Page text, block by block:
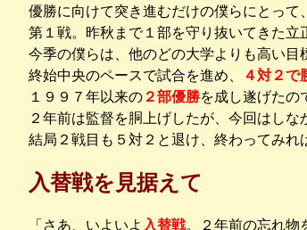
優勝に向けて突き進むだけの僕らにとって
第１戦。昨秋まで１部を守り抜いてきた立
今季の僕らは、他のどの大学よりも高い目
終始中央のペースで試合を進め、
４対２で
１９９７年以来の ２部優勝を成し遂げたの
２年前は監督を胴上げしたが、今回はし
結局２戦目も５対２と退け、終わってみれ
入替戦を見据えて
「さあ、いよいよ 入替戦。２年前の忘れ物